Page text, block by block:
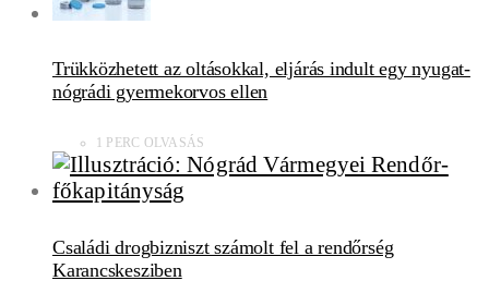
Trükközhetett az oltásokkal, eljárás indult egy nyugat-
nógrádi gyermekorvos ellen
1 PERC OLVASÁS
Családi drogbizniszt számolt fel a rendőrség
Karancskesziben